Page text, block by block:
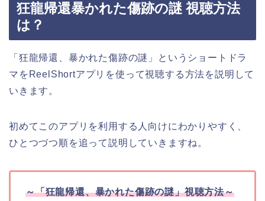
狂龍帰還暴かれた傷跡の謎 視聴方法
は？
「狂龍帰還、暴かれた傷跡の謎 」
というショートドラ
マをReelShortアプリを使って視聴する方法を説明して
いきます。
初めてこのアプリを利用する人向けにわかりやすく、
ひとつづつ順を追って説明していきますね。
～「狂龍帰還、暴かれた傷跡の謎」視聴方法～